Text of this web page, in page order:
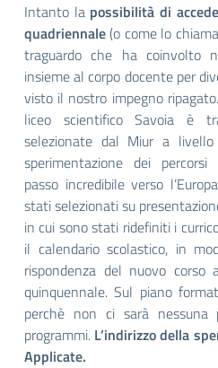
Intanto la possibilità di
quadriennale (o come lo
traguardo che ha coinvolto
insieme al corpo docente per
visto il nostro impegno
liceo scientifico Savoia è
selezionate dal Miur a
sperimentazione dei
passo incredibile verso
stati selezionati su
in cui sono stati ridefiniti i
il calendario scolastico, in
rispondenza del nuovo
quinquennale. Sul piano
perchè non ci sarà
programmi. L’indirizzo della
Applicate.